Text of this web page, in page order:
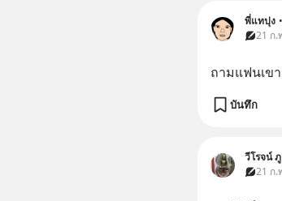
พี่แทปุง •
21 ก.
ถามแฟนเข
บันทึก
วีโรจน์ ภู
21 ก.